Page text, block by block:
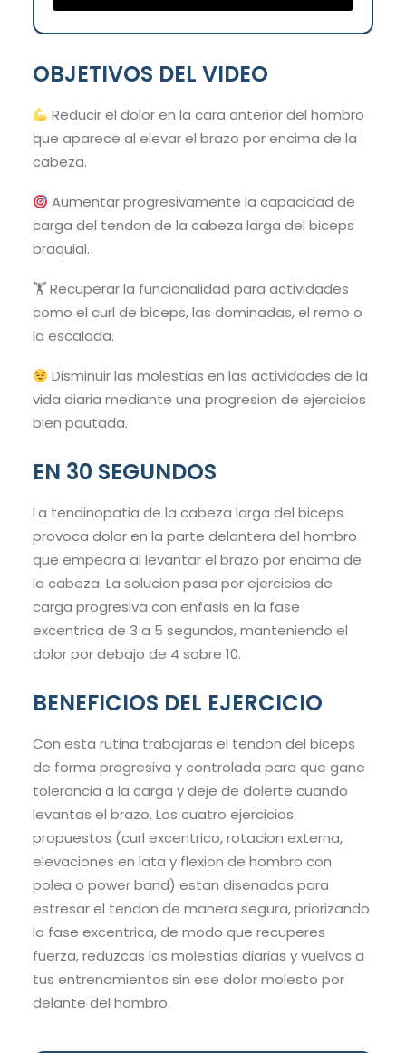
OBJETIVOS DEL VIDEO
Reducir el dolor en la cara anterior del hombro
que aparece al elevar el brazo por encima de la
cabeza.
Aumentar progresivamente la capacidad de
carga del tendon de la cabeza larga del biceps
braquial.
🏋️ Recuperar la funcionalidad para actividades
como el curl de biceps, las dominadas, el remo o
la escalada.
Disminuir las molestias en las actividades de la
vida diaria mediante una progresion de ejercicios
bien pautada.
EN 30 SEGUNDOS
La tendinopatia de la cabeza larga del biceps
provoca dolor en la parte delantera del hombro
que empeora al levantar el brazo por encima de
la cabeza. La solucion pasa por ejercicios de
carga progresiva con enfasis en la fase
excentrica de 3 a 5 segundos, manteniendo el
dolor por debajo de 4 sobre 10.
BENEFICIOS DEL EJERCICIO
Con esta rutina trabajaras el tendon del biceps
de forma progresiva y controlada para que gane
tolerancia a la carga y deje de dolerte cuando
levantas el brazo. Los cuatro ejercicios
propuestos (curl excentrico, rotacion externa,
elevaciones en lata y flexion de hombro con
polea o power band) estan disenados para
estresar el tendon de manera segura, priorizando
la fase excentrica, de modo que recuperes
fuerza, reduzcas las molestias diarias y vuelvas a
tus entrenamientos sin ese dolor molesto por
delante del hombro.